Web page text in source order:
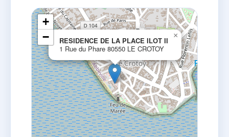
RESIDENCE DE LA PLACE ILOT II
1 Rue du Phare 80550 LE CROTOY
×
+
−